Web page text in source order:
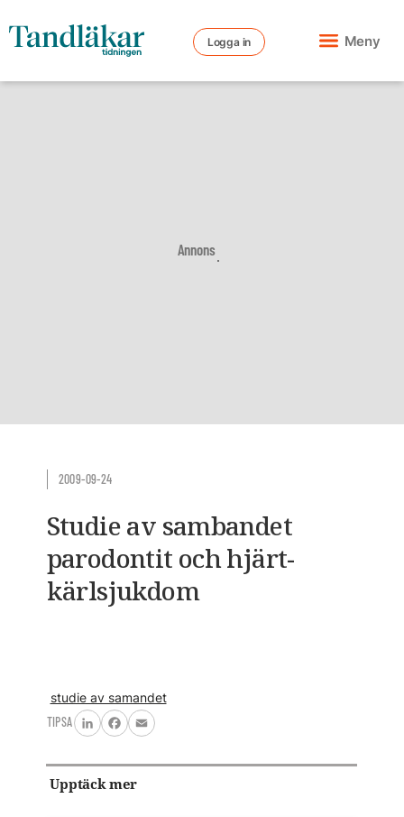
Logga in Meny
Annons
2009-09-24
Studie av sambandet
parodontit och hjärt-
kärlsjukdom
studie av samandet
TIPSA
LinkedInFacebook
Email
Upptäck mer